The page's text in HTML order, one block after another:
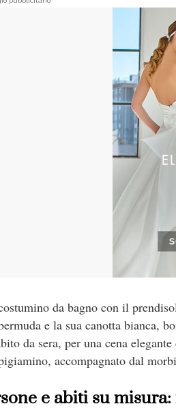
da bagno con il
e la sua canotta bianca,
da sera, per una cena
accompagnato dal
e abiti su